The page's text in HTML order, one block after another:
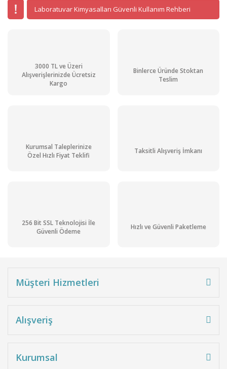
Laboratuvar Kimyasalları Güvenli Kullanım Rehberi
3000 TL ve Üzeri
Alışverişlerinizde Ücretsiz
Kargo
Binlerce Üründe Stoktan
Teslim
Kurumsal Taleplerinize
Özel Hızlı Fiyat Teklifi
Taksitli Alışveriş İmkanı
256 Bit SSL Teknolojisi İle
Güvenli Ödeme
Hızlı ve Güvenli Paketleme
Müşteri Hizmetleri
Alışveriş
Kurumsal